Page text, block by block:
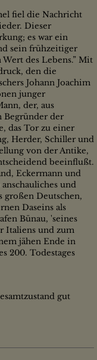
fiel die Nachricht
Dieser
es war ein
sein frühzeitiger
des Lebens.” Mit
den die
Johann Joachim
junger
der, aus
Begründer der
das Tor zu einer
Herder, Schiller und
von der Antike,
beeinflußt.
Eckermann und
und
großen Deutschen,
Daseins als
Bünau, 'seines
Italiens und zum
jähen Ende in
200. Todestages
gut